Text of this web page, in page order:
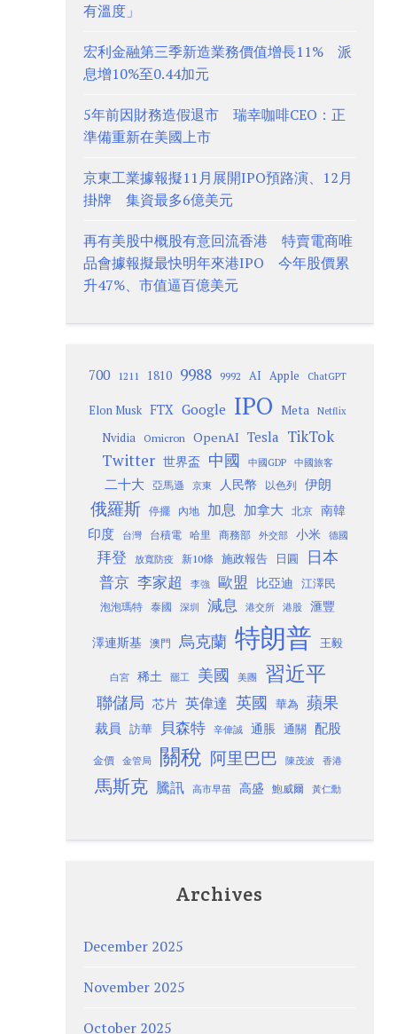
有溫度」
宏利金融第三季新造業務價值增長11% 派
息增10%至0.44加元
5年前因財務造假退市 瑞幸咖啡CEO：正
準備重新在美國上市
京東工業據報擬11月展開IPO預路演、12月
掛牌 集資最多6億美元
再有美股中概股有意回流香港 特賣電商唯
品會據報擬最快明年來港IPO 今年股價累
升47%、市值逼百億美元
700 1211 1810 9988 9992 AI Apple ChatGPT
Elon Musk FTX Google IPO Meta Netflix
Nvidia Omicron OpenAI Tesla TikTok
Twitter 世界盃 中國 中國GDP 中國旅客
二十大 亞馬遜 京東 人民幣 以色列 伊朗
俄羅斯 停擺 內地 加息 加拿大 北京
南韓
印度
台灣 台積電 哈里 商務部 外交部 小米 德國
拜登 放寬防疫 新10條 施政報告 日圓 日本
普京 李家超 李強 歐盟 比亞迪 江澤民
泡泡瑪特 泰國 深圳 減息 港交所 港股 滙豐
澤連斯基 澳門 烏克蘭 特朗普 王毅
白宮 稀土 罷工 美國 美團 習近平
聯儲局 芯片 英偉達 英國 華為 蘋果
裁員 訪華 貝森特 辛偉誠 通脹 通關 配股
金價 金管局 關稅 阿里巴巴 陳茂波 香港
馬斯克 騰訊 高市早苗 高盛 鮑威爾 黃仁勳
Archives
December 2025
November 2025
October 2025